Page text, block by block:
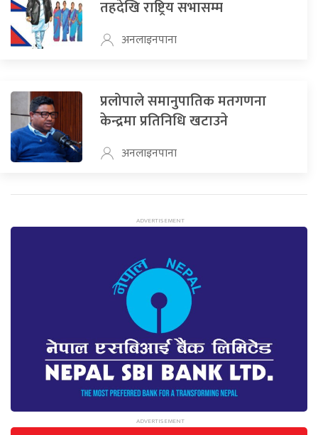
तहदेखि राष्ट्रिय सभासम्म
अनलाइनपाना
प्रलोपाले समानुपातिक मतगणना
केन्द्रमा प्रतिनिधि खटाउने
अनलाइनपाना